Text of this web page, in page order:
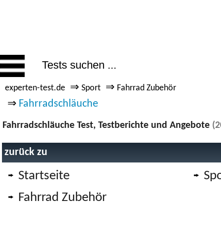
experten-test.de ⇒ Sport ⇒ Fahrrad Zubehör
⇒ Fahrradschläuche
Fahrradschläuche Test, Testberichte und Angebote
zurück zu
Startseite
Fahrrad Zubehör